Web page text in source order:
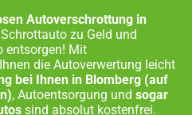
Autoverschrottung in
zu Geld und
entsorgen! Mit
die Autoverwertung leicht
bei Ihnen in Blomberg (auf
, Autoentsorgung und sogar
sind absolut kostenfrei.